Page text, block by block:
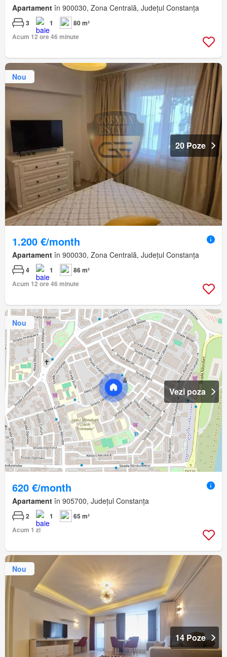
Apartament în 900030, Zona Centrală, Județul Constanța
3 1
80 m²
Acum 12 ore 46 minute
Nou
20 Poze
1.200 €/month
Apartament în 900030, Zona Centrală, Județul Constanța
4 1
86 m²
Acum 12 ore 46 minute
Nou
Vezi poza
620 €/month
Apartament în 905700, Județul Constanța
2 1
65 m²
Acum 1 zi
Nou
14 Poze